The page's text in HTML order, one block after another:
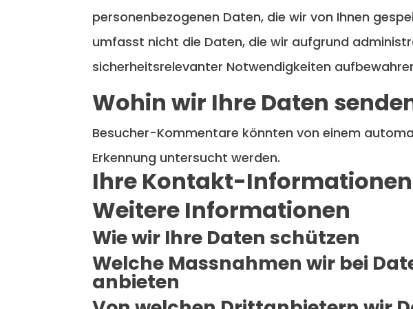
personenbezogenen Daten, die wir von Ihnen
umfasst nicht die Daten, die wir aufgrund
sicherheitsrelevanter Notwendigkeiten
Wohin wir Ihre Daten
Besucher-Kommentare könnten von einem
Erkennung untersucht werden.
Ihre Kontakt-Informationen
Weitere Informationen
Wie wir Ihre Daten schützen
Welche Massnahmen wir bei
anbieten